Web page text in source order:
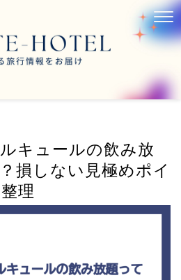
キュールの飲み放
損しない見極めポイ
理